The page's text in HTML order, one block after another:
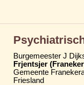
Burgemeester J
Frjentsjer
Gemeente
Friesland